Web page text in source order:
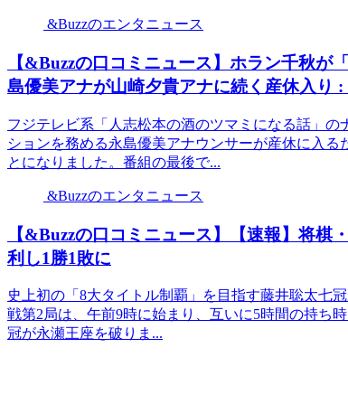
&Buzzのエンタニュース
【&Buzzの口コミニュース】ホラン千秋
島優美アナが山崎夕貴アナに続く産休入り
フジテレビ系「人志松本の酒のツマミになる話」
ションを務める永島優美アナウンサーが産休に入
とになりました。番組の最後で...
&Buzzのエンタニュース
【&Buzzの口コミニュース】【速報】将
利し1勝1敗に
史上初の「8大タイトル制覇」を目指す藤井聡太七
戦第2局は、午前9時に始まり、互いに5時間の持ち
冠が永瀬王座を破りま...